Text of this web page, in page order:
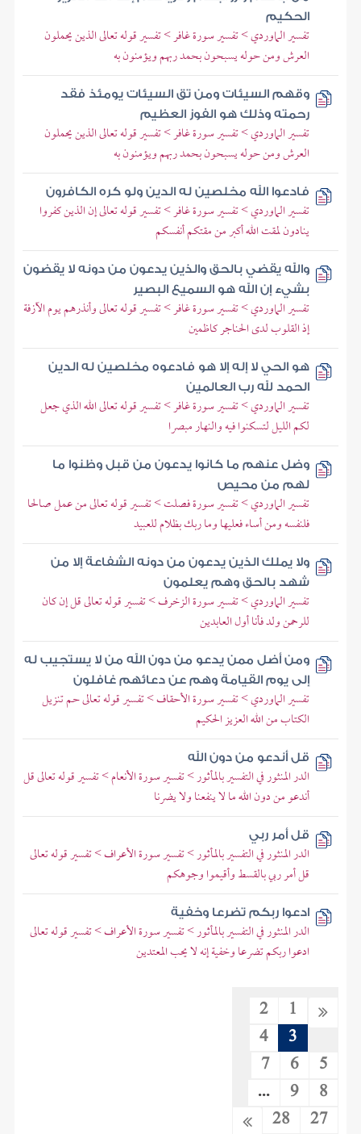
الحكيم
تفسير الماوردي > تفسير سورة غافر > تفسير قوله تعالى الذين يحملون
العرش ومن حوله يسبحون بحمد ربهم ويؤمنون به
وقهم السيئات ومن تق السيئات يومئذ فقد
رحمته وذلك هو الفوز العظيم
تفسير الماوردي > تفسير سورة غافر > تفسير قوله تعالى الذين يحملون
العرش ومن حوله يسبحون بحمد ربهم ويؤمنون به
فادعوا الله مخلصين له الدين ولو كره الكافرون
تفسير الماوردي > تفسير سورة غافر > تفسير قوله تعالى إن الذين كفروا
ينادون لمقت الله أكبر من مقتكم أنفسكم
والله يقضي بالحق والذين يدعون من دونه لا يقضون
بشيء إن الله هو السميع البصير
تفسير الماوردي > تفسير سورة غافر > تفسير قوله تعالى وأنذرهم يوم الآزفة
إذ القلوب لدى الحناجر كاظمين
هو الحي لا إله إلا هو فادعوه مخلصين له الدين
الحمد لله رب العالمين
تفسير الماوردي > تفسير سورة غافر > تفسير قوله تعالى الله الذي جعل
لكم الليل لتسكنوا فيه والنهار مبصرا
وضل عنهم ما كانوا يدعون من قبل وظنوا ما
لهم من محيص
تفسير الماوردي > تفسير سورة فصلت > تفسير قوله تعالى من عمل صالحا
فلنفسه ومن أساء فعليها وما ربك بظلام للعبيد
ولا يملك الذين يدعون من دونه الشفاعة إلا من
شهد بالحق وهم يعلمون
تفسير الماوردي > تفسير سورة الزخرف > تفسير قوله تعالى قل إن كان
للرحمن ولد فأنا أول العابدين
ومن أضل ممن يدعو من دون الله من لا يستجيب له
إلى يوم القيامة وهم عن دعائهم غافلون
تفسير الماوردي > تفسير سورة الأحقاف > تفسير قوله تعالى حم تنزيل
الكتاب من الله العزيز الحكيم
قل أندعو من دون الله
الدر المنثور في التفسير بالمأثور > تفسير سورة الأنعام > تفسير قوله تعالى قل
أندعو من دون الله ما لا ينفعنا ولا يضرنا
قل أمر ربي
الدر المنثور في التفسير بالمأثور > تفسير سورة الأعراف > تفسير قوله تعالى
قل أمر ربي بالقسط وأقيموا وجوهكم
ادعوا ربكم تضرعا وخفية
الدر المنثور في التفسير بالمأثور > تفسير سورة الأعراف > تفسير قوله تعالى
ادعوا ربكم تضرعا وخفية إنه لا يحب المعتدين
1
2
3
4
5
6
7
8
9
...
27
28